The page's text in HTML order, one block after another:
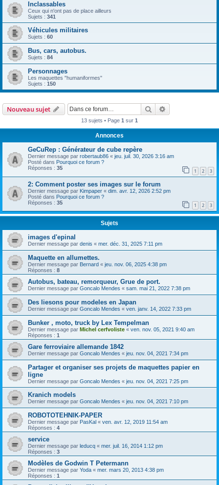
Inclassables
Ceux qui n'ont pas de place ailleurs
Sujets : 341
Véhicules militaires
Sujets : 60
Bus, cars, autobus.
Sujets : 84
Personnages
Les maquettes "humaniformes"
Sujets : 150
Nouveau sujet Rechercher
13 sujets • Page 1 sur 1
Annonces
GeCuRep : Générateur de cube repère
Dernier message par robertaub86 « jeu. juil. 30, 2026 3:16 am
Posté dans Pourquoi ce forum ?
Réponses : 35 1 2 3
2: Comment poster ses images sur le forum
Dernier message par Kimpaper « dim. avr. 12, 2026 2:52 pm
Posté dans Pourquoi ce forum ?
Réponses : 35 1 2 3
Sujets
images d'epinal
Dernier message par denis « mer. déc. 31, 2025 7:11 pm
Maquette en allumettes.
Dernier message par Bernard « jeu. nov. 06, 2025 4:38 pm
Réponses : 8
Autobus, bateau, remorqueur, Grue de port.
Dernier message par Goncalo Mendes « sam. mai 21, 2022 7:38 pm
Des liesons pour modeles en Japan
Dernier message par Goncalo Mendes « ven. janv. 14, 2022 7:33 pm
Bunker , moto, truck by Lex Tempelman
Dernier message par Michel cerfvoliste « ven. nov. 05, 2021 9:40 am
Réponses : 1
Gare ferroviaire allemande 1842
Dernier message par Goncalo Mendes « jeu. nov. 04, 2021 7:34 pm
Partager et organiser ses projets de maquettes papier en
ligne
Dernier message par Goncalo Mendes « jeu. nov. 04, 2021 7:25 pm
Kranich models
Dernier message par Goncalo Mendes « jeu. nov. 04, 2021 7:10 pm
ROBOTOTEHNIK-PAPER
Dernier message par PasKal « ven. avr. 12, 2019 11:54 am
Réponses : 4
service
Dernier message par leducq « mer. juil. 16, 2014 1:12 pm
Réponses : 3
Modèles de Godwin T Petermann
Dernier message par Yoda « mer. mars 20, 2013 4:38 pm
Réponses : 1